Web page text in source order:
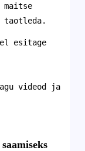
taotleda.
esitage
videod ja